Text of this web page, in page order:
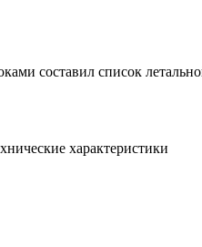
составил список
характеристики